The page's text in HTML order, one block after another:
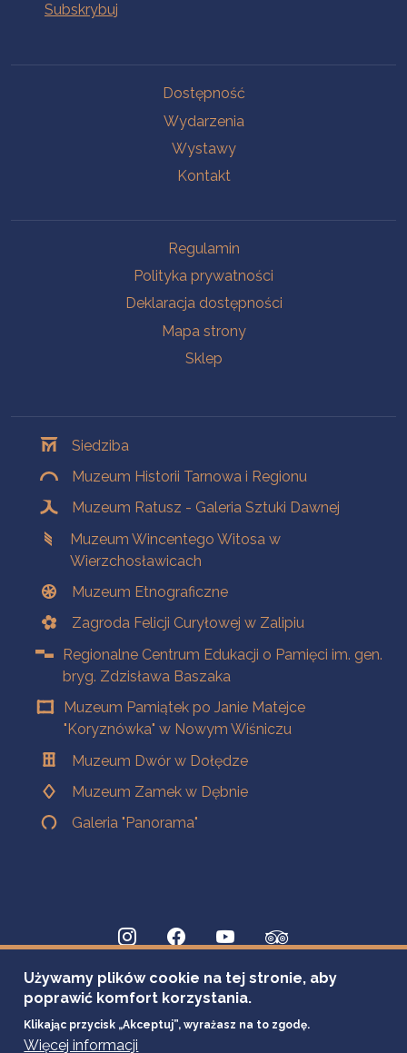
Dostępność
Wydarzenia
Wystawy
Kontakt
Regulamin
Polityka prywatności
Deklaracja dostępności
Mapa strony
Sklep
Siedziba
Muzeum Historii Tarnowa i Regionu
Muzeum Ratusz - Galeria Sztuki Dawnej
Muzeum Wincentego Witosa w
Wierzchosławicach
Muzeum Etnograficzne
Zagroda Felicji Curyłowej w Zalipiu
Regionalne Centrum Edukacji o Pamięci im. gen.
bryg. Zdzisława Baszaka
Muzeum Pamiątek po Janie Matejce
"Koryznówka" w Nowym Wiśniczu
Muzeum Dwór w Dołędze
Muzeum Zamek w Dębnie
Galeria "Panorama"
Używamy plików cookie na tej stronie, aby
poprawić komfort korzystania.
Klikając przycisk „Akceptuj”, wyrażasz na to zgodę.
Więcej informacji